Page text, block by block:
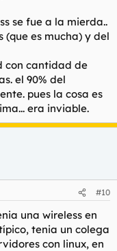
se fue a la mierda..
es mucha) y del
con cantidad de
el 90% del
pues la cosa es
era inviable.
#10
una wireless en
tenia un colega
con linux, en